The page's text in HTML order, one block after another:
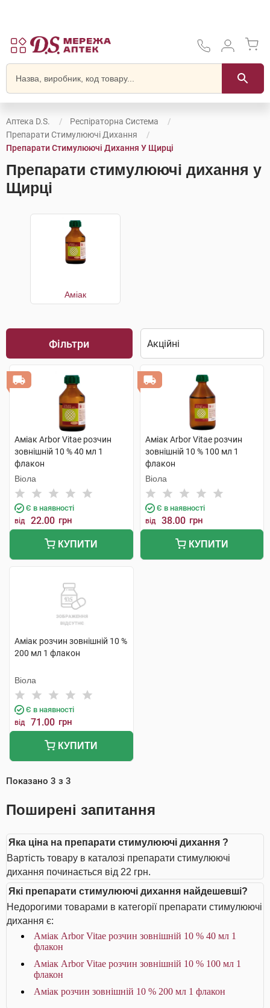
Аптека D.S.
Респіраторна Система
Препарати Стимулюючі Дихання
Препарати Стимулюючі Дихання У Щирці
Препарати стимулюючі дихання у
Щирці
Аміак
Фільтри
Аміак Arbor Vitae розчин
зовнішній 10 % 40 мл 1
флакон
Віола
Є в наявності
від 22.00 грн
КУПИТИ
Аміак Arbor Vitae розчин
зовнішній 10 % 100 мл 1
флакон
Віола
Є в наявності
від 38.00 грн
КУПИТИ
Аміак розчин зовнішній 10 %
200 мл 1 флакон
Віола
Є в наявності
від 71.00 грн
КУПИТИ
Показано 3 з 3
Поширені запитання
Яка ціна на препарати стимулюючі дихання ?
Вартість товару в каталозі препарати стимулюючі
дихання починається від 22 грн.
Які препарати стимулюючі дихання найдешевші?
Недорогими товарами в категорії препарати стимулюючі
дихання є:
Аміак Arbor Vitae розчин зовнішній 10 % 40 мл 1
флакон
Аміак Arbor Vitae розчин зовнішній 10 % 100 мл 1
флакон
Аміак розчин зовнішній 10 % 200 мл 1 флакон